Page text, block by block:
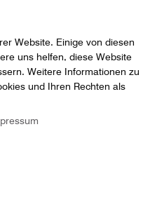
Seat Toledo, Hersteller: SEAT,
neuwertig
Website. Einige von diesen
uns helfen, diese Website
Weitere Informationen zu
und Ihren Rechten als